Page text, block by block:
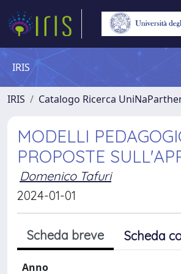
IRIS
IRIS Catalogo Ricerca
MODELLI
PROPOSTE
Domenico Tafuri
2024-01-01
Scheda breve Scheda
Anno